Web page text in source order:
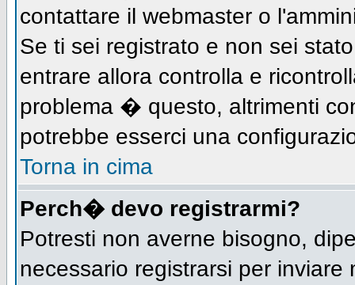
contattare il webmaster o
Se ti sei registrato e non sei
entrare allora controlla e
problema � questo, altrimenti
potrebbe esserci una
Torna in cima
Perch� devo registrarmi?
Potresti non averne bisogno,
necessario registrarsi per